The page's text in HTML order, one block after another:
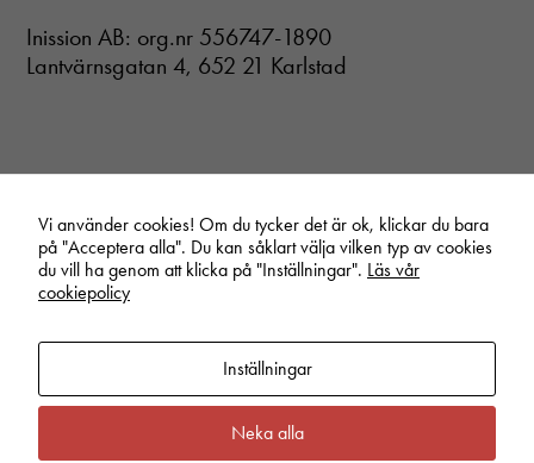
Inission AB: org.nr 556747-1890
Lantvärnsgatan 4, 652 21 Karlstad
Start/Pressmeddelanden/Inission AB (publ) Bokslutskommuniké 2017
Vi använder cookies! Om du tycker det är ok, klickar du bara
på "Acceptera alla". Du kan såklart välja vilken typ av cookies
du vill ha genom att klicka på "Inställningar". Läs vår
cookiepolicy
Inställningar
Neka alla
behövs för att
över huvud
taget ska
fungera.
Statistik
In order for
us to